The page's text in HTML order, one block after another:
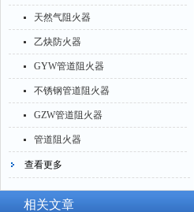
天然气阻火器
乙炔防火器
GYW管道阻火器
不锈钢管道阻火器
GZW管道阻火器
管道阻火器
查看更多
相关文章